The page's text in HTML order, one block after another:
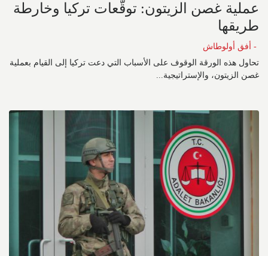
عملية غصن الزيتون: توقّعات تركيا وخارطة
طريقها
- أفق أولوطاش
تحاول هذه الورقة الوقوف على الأسباب التي دعت تركيا إلى القيام بعملية
غصن الزيتون، والإستراتيجية...